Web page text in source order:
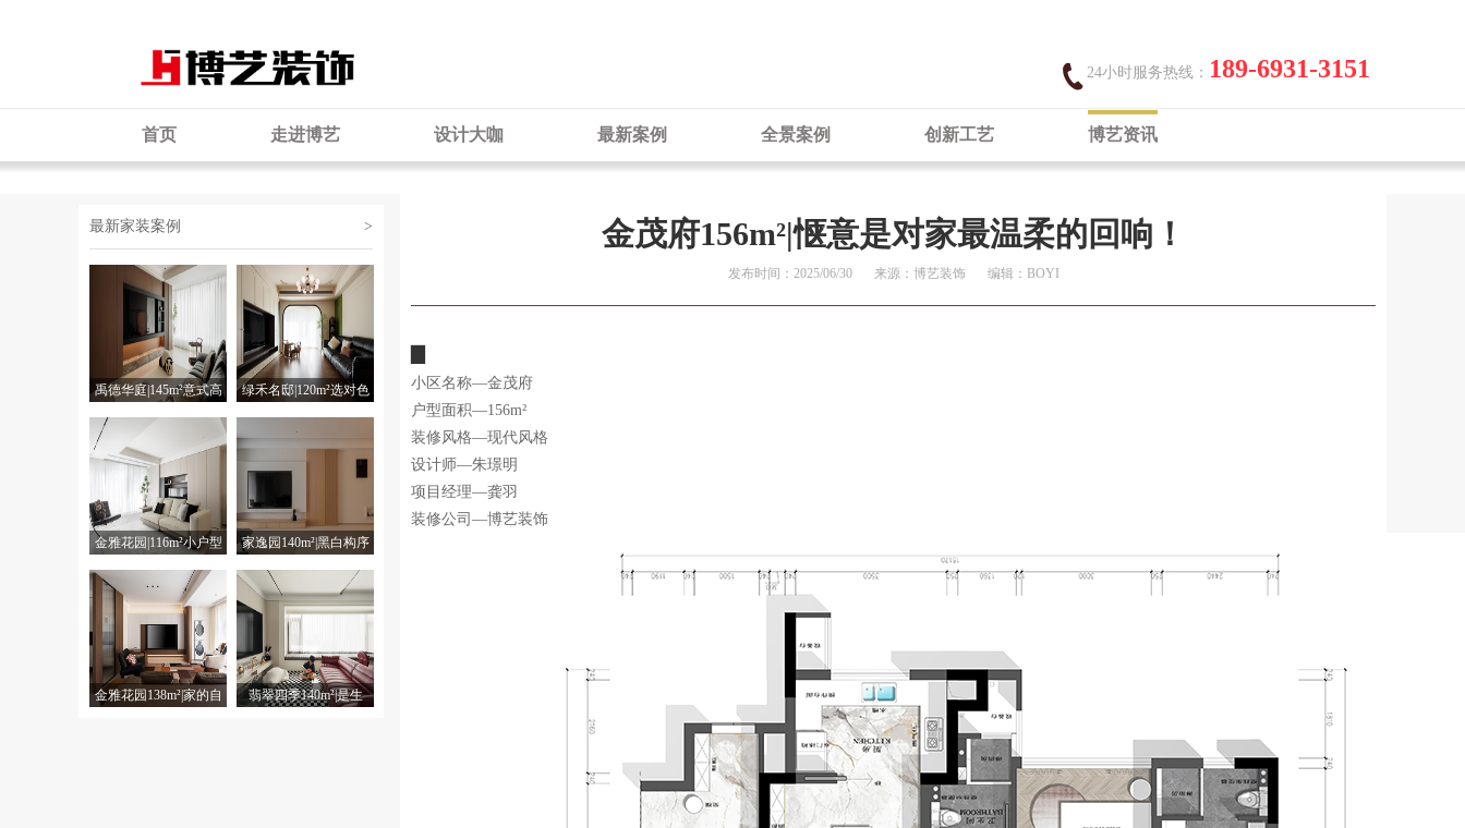
24小时服务热线： 189-6931-3151
博艺资讯
创新工艺
全景案例
最新案例
设计大咖
走进博艺
首页
最新家装案例 >
禹德华庭|145m²意式高
级质感里，藏着温柔日
绿禾名邸|120m²选对色
彩，法式复古搬回家
金雅花园|116m²小户型
横厅玩出大平层的格局
家逸园140m²|黑白构序
原木生温 筑就四口之家
的成长诗篇
金雅花园138m²|家的自
翡翠四季140m²|是生
金茂府156m²|惬意是对家最温柔的回响！
发布时间：2025/06/30 来源：博艺装饰 编辑：BOYI
小区名称—金茂府
户型面积—156m²
装修风格—现代风格
设计师—朱璟明
项目经理—龚羽
装修公司—博艺装饰